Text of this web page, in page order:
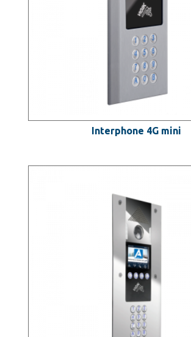
Interphone 4G mini